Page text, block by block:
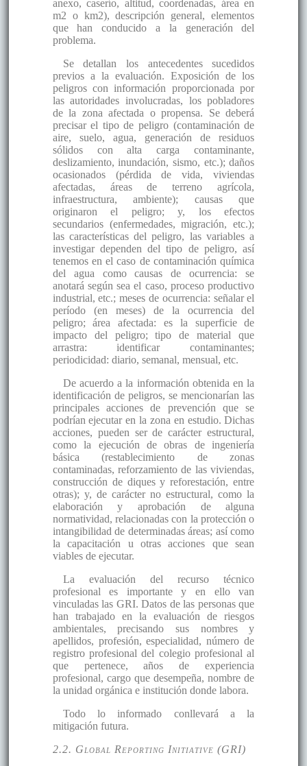
anexo, caserío, altitud, coordenadas, área en
m2 o km2), descripción general, elementos
que han conducido a la generación del
problema.
Se detallan los antecedentes sucedidos
previos a la evaluación. Exposición de los
peligros con información proporcionada por
las autoridades involucradas, los pobladores
de la zona afectada o propensa. Se deberá
precisar el tipo de peligro (contaminación de
aire, suelo, agua, generación de residuos
sólidos con alta carga contaminante,
deslizamiento, inundación, sismo, etc.); daños
ocasionados (pérdida de vida, viviendas
afectadas, áreas de terreno agrícola,
infraestructura, ambiente); causas que
originaron el peligro; y, los efectos
secundarios (enfermedades, migración, etc.);
las características del peligro, las variables a
investigar dependen del tipo de peligro, así
tenemos en el caso de contaminación química
del agua como causas de ocurrencia: se
anotará según sea el caso, proceso productivo
industrial, etc.; meses de ocurrencia: señalar el
período (en meses) de la ocurrencia del
peligro; área afectada: es la superficie de
impacto del peligro; tipo de material que
arrastra: identificar contaminantes;
periodicidad: diario, semanal, mensual, etc.
De acuerdo a la información obtenida en la
identificación de peligros, se mencionarían las
principales acciones de prevención que se
podrían ejecutar en la zona en estudio. Dichas
acciones, pueden ser de carácter estructural,
como la ejecución de obras de ingeniería
básica (restablecimiento de zonas
contaminadas, reforzamiento de las viviendas,
construcción de diques y reforestación, entre
otras); y, de carácter no estructural, como la
elaboración y aprobación de alguna
normatividad, relacionadas con la protección o
intangibilidad de determinadas áreas; así como
la capacitación u otras acciones que sean
viables de ejecutar.
La evaluación del recurso técnico
profesional es importante y en ello van
vinculadas las GRI. Datos de las personas que
han trabajado en la evaluación de riesgos
ambientales, precisando sus nombres y
apellidos, profesión, especialidad, número de
registro profesional del colegio profesional al
que pertenece, años de experiencia
profesional, cargo que desempeña, nombre de
la unidad orgánica e institución donde labora.
Todo lo informado conllevará a la
mitigación futura.
2.2. Global Reporting Initiative (GRI)